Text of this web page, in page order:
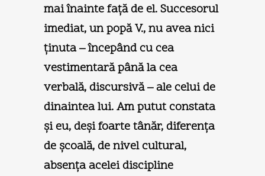
mai înainte faţă de el. Succesorul
imediat, un popă V., nu avea nici
ţinuta – începând cu cea
vestimentară până la cea
verbală, discursivă – ale celui de
dinaintea lui. Am putut constata
şi eu, deşi foarte tânăr, diferenţa
de şcoală, de nivel cultural,
absenţa acelei discipline